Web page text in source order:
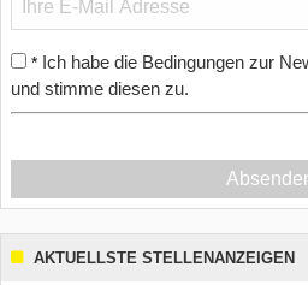
* Ich habe die Bedingungen zur
und stimme diesen zu.
AKTUELLSTE STELLENANZEIGEN